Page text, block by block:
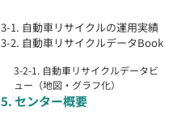
3-1. 自動車リサイクルの運用実績
3-2. 自動車リサイクルデータBook
3-2-1. 自動車リサイクルデータビ
ュー（地図・グラフ化）
5. センター概要